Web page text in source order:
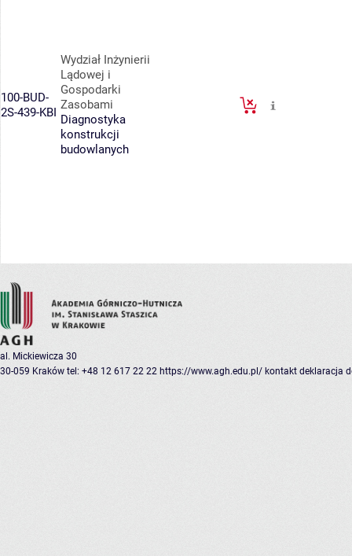
100-BUD-
2S-439-KBI
Wydział Inżynierii
Lądowej i
Gospodarki
Zasobami
Diagnostyka
konstrukcji
budowlanych
al. Mickiewicza 30
30-059 Kraków tel: +48 12 617 22 22 https://www.agh.edu.pl/ kontakt deklaracja